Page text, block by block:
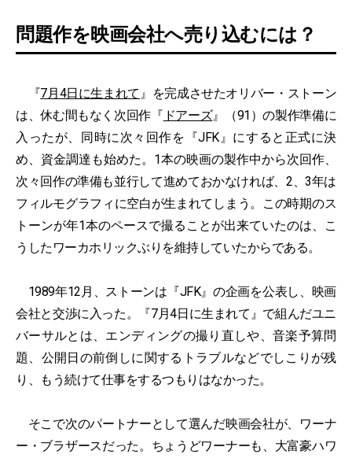
問題作を映画会社へ売り込むには？
『7月4日に生まれて 』を完成させたオリバー・ストーン
は、休む間もなく次回作『 ドアーズ』（91）の製作準備に
入ったが、同時に次々回作を『JFK』にすると正式に決
め、資金調達も始めた。1本の映画の製作中から次回作、
次々回作の準備も並行して進めておかなければ、2、3年は
フィルモグラフィに空白が生まれてしまう。この時期のス
トーンが年1本のペースで撮ることが出来ていたのは、こ
うしたワーカホリックぶりを維持していたからである。
1989年12月、ストーンは『JFK』の企画を公表し、映画
会社と交渉に入った。『7月4日に生まれて』で組んだユニ
バーサルとは、エンディングの撮り直しや、音楽予算問
題、公開日の前倒しに関するトラブルなどでしこりが残
り、もう続けて仕事をするつもりはなかった。
そこで次のパートナーとして選んだ映画会社が、ワーナ
ー・ブラザースだった。ちょうどワーナーも、大富豪ハワ